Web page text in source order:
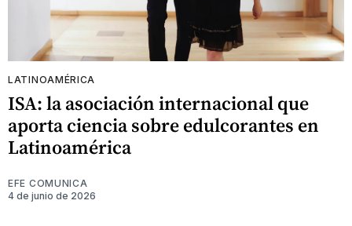
LATINOAMÉRICA
ISA: la asociación internacional que
aporta ciencia sobre edulcorantes en
Latinoamérica
EFE COMUNICA
4 de junio de 2026